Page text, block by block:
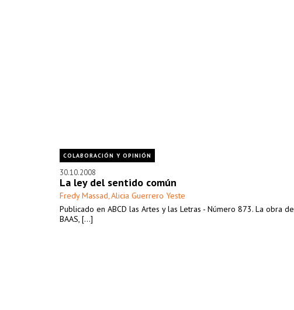
COLABORACIÓN Y OPINIÓN
30.10.2008
La ley del sentido común
Fredy Massad, Alicia Guerrero Yeste
Publicado en ABCD las Artes y las Letras - Número 873. La obra de
BAAS, [...]